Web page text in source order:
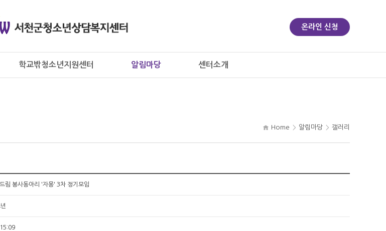
온라인 신청
학교밖청소년지원센터 알림마당 센터소개
Home 알림마당 갤러리
림 봉사동아리 '자몽' 3차 정기모임